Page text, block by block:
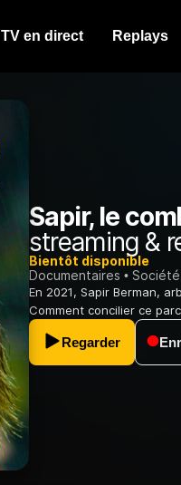
TV en direct Replays
Sapir, le
streaming &
Bientôt disponible
Documentaires
Société
En 2021, Sapir Berman,
Comment concilier ce
Regarder